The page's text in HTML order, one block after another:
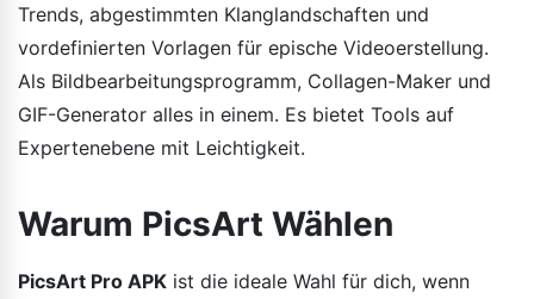
Trends, abgestimmten Klanglandschaften und
vordefinierten Vorlagen für epische Videoerstellung.
Als Bildbearbeitungsprogramm, Collagen-Maker und
GIF-Generator alles in einem. Es bietet Tools auf
Expertenebene mit Leichtigkeit.
Warum PicsArt Wählen
PicsArt Pro APK ist die ideale Wahl für dich, wenn